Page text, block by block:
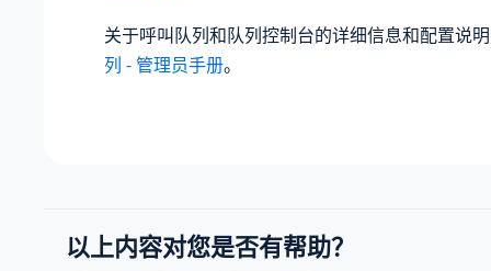
关于呼叫队列和队列控制台的详细信息和配置说
列 - 管理员手册。
以上内容对您是否有帮助？